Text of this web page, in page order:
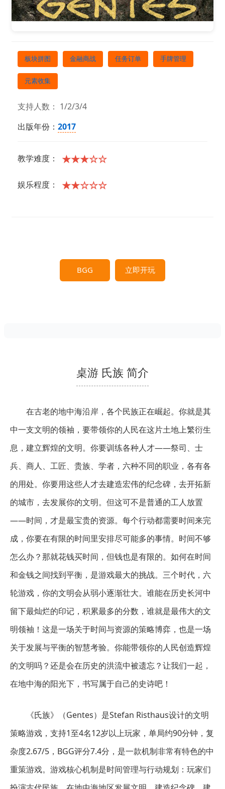
板块拼图 金融商战 任务订单 手牌管理
元素收集
支持人数： 1/2/3/4
出版年份： 2017
教学难度： ★★★☆☆
娱乐程度： ★★☆☆☆
BGG 立即开玩
桌游 氏族 简介
在古老的地中海沿岸，各个民族正在崛起。你就是其
中一支文明的领袖，要带领你的人民在这片土地上繁衍生
息，建立辉煌的文明。你要训练各种人才——祭司、士
兵、商人、工匠、贵族、学者，六种不同的职业，各有各
的用处。你要用这些人才去建造宏伟的纪念碑，去开拓新
的城市，去发展你的文明。但这可不是普通的工人放置
——时间，才是最宝贵的资源。每个行动都需要时间来完
成，你要在有限的时间里安排尽可能多的事情。时间不够
怎么办？那就花钱买时间，但钱也是有限的。如何在时间
和金钱之间找到平衡，是游戏最大的挑战。三个时代，六
轮游戏，你的文明会从弱小逐渐壮大。谁能在历史长河中
留下最灿烂的印记，积累最多的分数，谁就是最伟大的文
明领袖！这是一场关于时间与资源的策略博弈，也是一场
关于发展与平衡的智慧考验。你能带领你的人民创造辉煌
的文明吗？还是会在历史的洪流中被遗忘？让我们一起，
在地中海的阳光下，书写属于自己的史诗吧！
《氏族》（Gentes）是Stefan Risthaus设计的文明
策略游戏，支持1至4名12岁以上玩家，单局约90分钟，复
杂度2.67/5，BGG评分7.4分，是一款机制非常有特色的中
重策游戏。游戏核心机制是时间管理与行动规划：玩家们